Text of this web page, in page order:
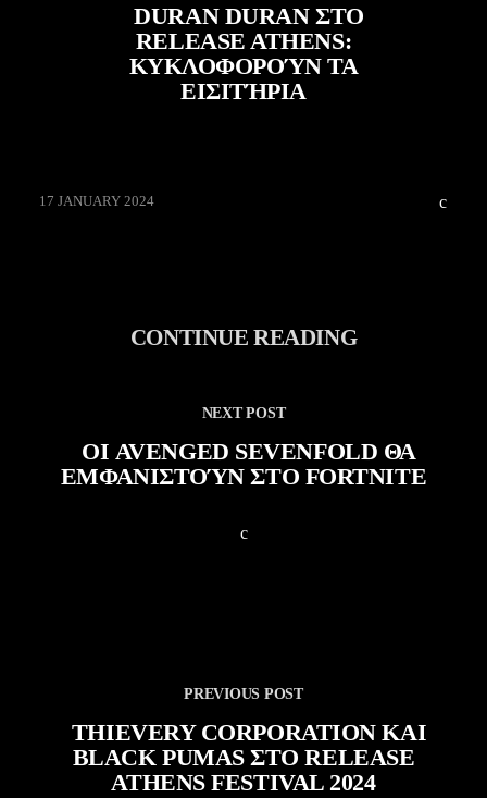
DURAN DURAN ΣΤΟ
RELEASE ATHENS:
ΚΥΚΛΟΦΟΡΟΎΝ ΤΑ
ΕΙΣΙΤΉΡΙΑ
17 JANUARY 2024
CONTINUE READING
NEXT POST
ΟΙ AVENGED SEVENFOLD ΘΑ
ΕΜΦΑΝΙΣΤΟΎΝ ΣΤΟ FORTNITE
PREVIOUS POST
THIEVERY CORPORATION ΚΑΙ
BLACK PUMAS ΣΤΟ RELEASE
ATHENS FESTIVAL 2024